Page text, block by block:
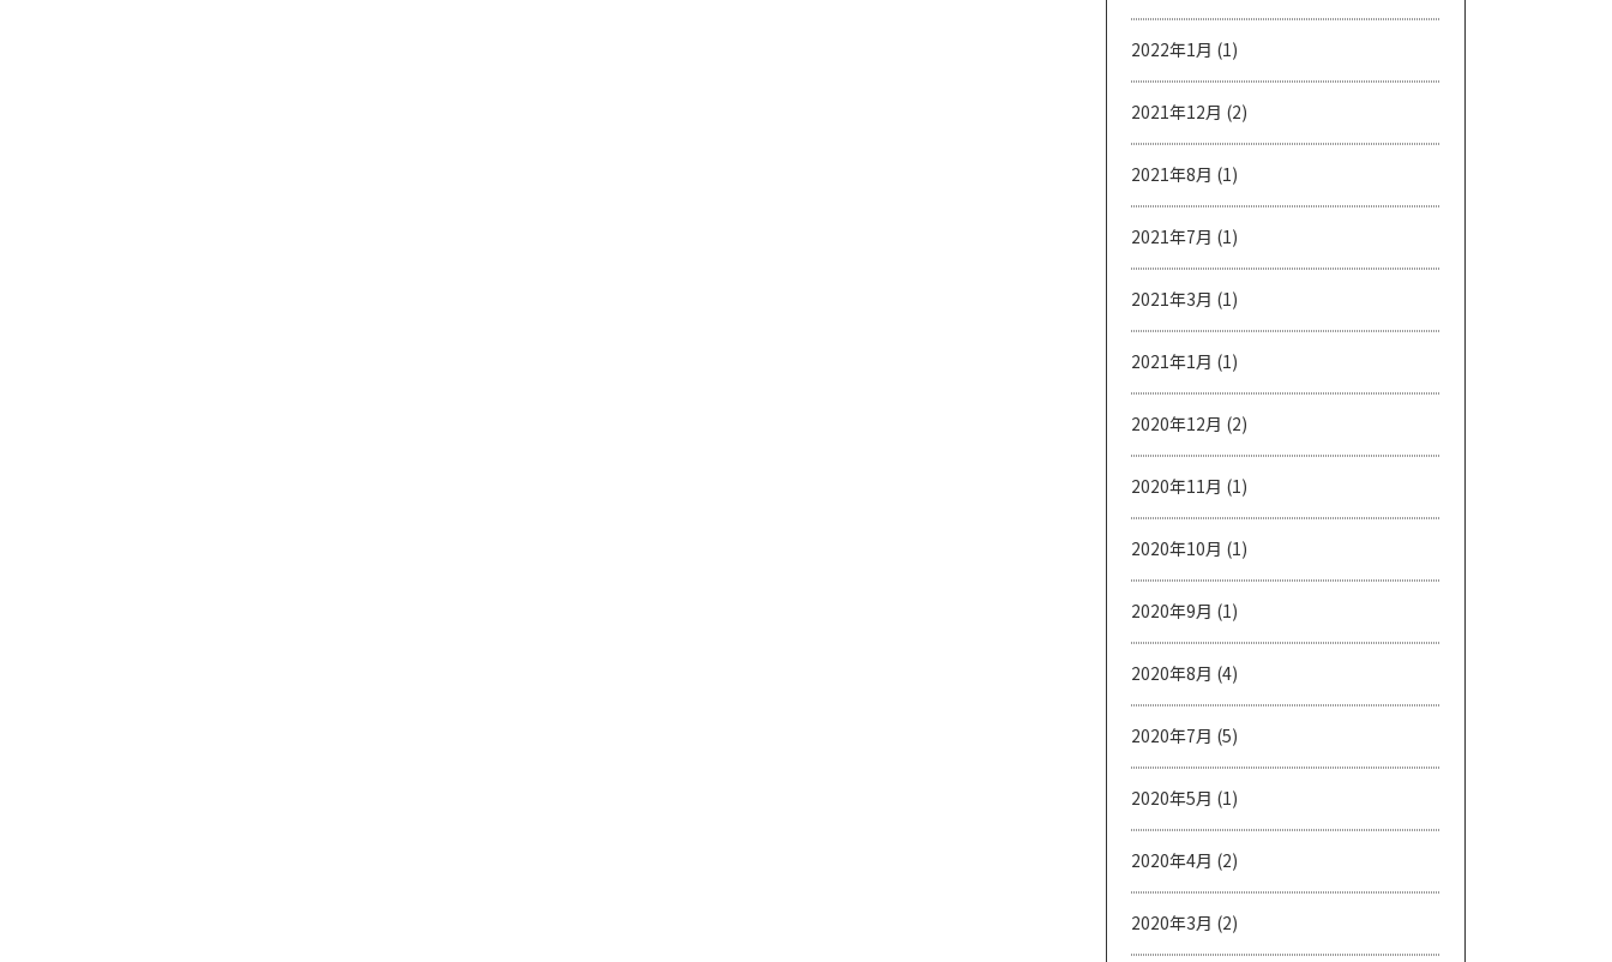
2022年1月 (1)
2021年12月 (2)
2021年8月 (1)
2021年7月 (1)
2021年3月 (1)
2021年1月 (1)
2020年12月 (2)
2020年11月 (1)
2020年10月 (1)
2020年9月 (1)
2020年8月 (4)
2020年7月 (5)
2020年5月 (1)
2020年4月 (2)
2020年3月 (2)